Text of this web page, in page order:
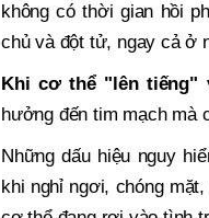
không có thời gian hồi
chủ và đột tử, ngay cả ở
Khi cơ thể "lên
hưởng đến tim mạch mà
Những dấu hiệu nguy
khi nghỉ ngơi, chóng